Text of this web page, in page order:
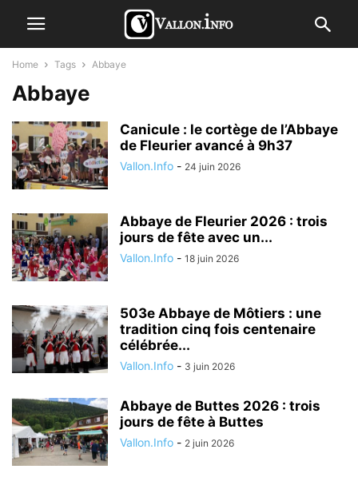
Home Tags Abbaye
Abbaye
Canicule : le cortège de l’Abbaye
de Fleurier avancé à 9h37
Vallon.Info - 24 juin 2026
Abbaye de Fleurier 2026 : trois
jours de fête avec un...
Vallon.Info - 18 juin 2026
503e Abbaye de Môtiers : une
tradition cinq fois centenaire
célébrée...
Vallon.Info - 3 juin 2026
Abbaye de Buttes 2026 : trois
jours de fête à Buttes
Vallon.Info - 2 juin 2026